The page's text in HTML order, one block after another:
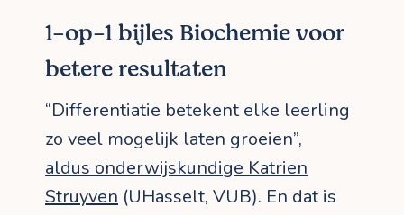
1-op-1 bijles Biochemie voor
betere resultaten
“Differentiatie betekent elke leerling
zo veel mogelijk laten groeien”,
aldus onderwijskundige Katrien
Struyven (UHasselt, VUB). En dat is